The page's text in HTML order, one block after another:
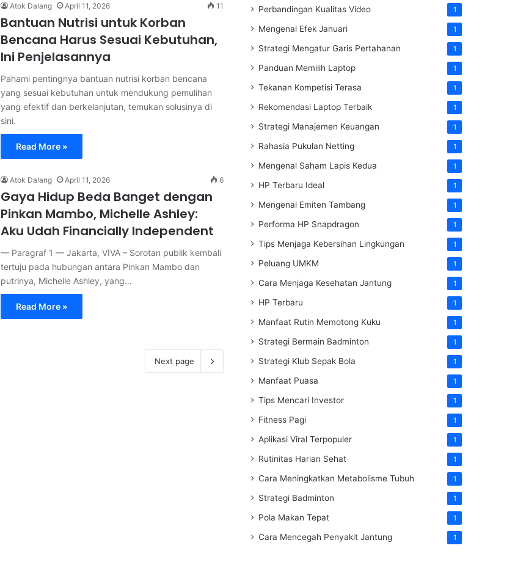
Atok Dalang April 11, 2026 11
Bantuan Nutrisi untuk Korban
Bencana Harus Sesuai Kebutuhan,
Ini Penjelasannya
Pahami pentingnya bantuan nutrisi korban bencana
yang sesuai kebutuhan untuk mendukung pemulihan
yang efektif dan berkelanjutan, temukan solusinya di
sini.
Read More »
Atok Dalang April 11, 2026 6
Gaya Hidup Beda Banget dengan
Pinkan Mambo, Michelle Ashley:
Aku Udah Financially Independent
— Paragraf 1 — Jakarta, VIVA – Sorotan publik kembali
tertuju pada hubungan antara Pinkan Mambo dan
putrinya, Michelle Ashley, yang…
Read More »
Next page
Perbandingan Kualitas Video 1
Mengenal Efek Januari 1
Strategi Mengatur Garis Pertahanan 1
Panduan Memilih Laptop 1
Tekanan Kompetisi Terasa 1
Rekomendasi Laptop Terbaik 1
Strategi Manajemen Keuangan 1
Rahasia Pukulan Netting 1
Mengenal Saham Lapis Kedua 1
HP Terbaru Ideal 1
Mengenal Emiten Tambang 1
Performa HP Snapdragon 1
Tips Menjaga Kebersihan Lingkungan 1
Peluang UMKM 1
Cara Menjaga Kesehatan Jantung 1
HP Terbaru 1
Manfaat Rutin Memotong Kuku 1
Strategi Bermain Badminton 1
Strategi Klub Sepak Bola 1
Manfaat Puasa 1
Tips Mencari Investor 1
Fitness Pagi 1
Aplikasi Viral Terpopuler 1
Rutinitas Harian Sehat 1
Cara Meningkatkan Metabolisme Tubuh 1
Strategi Badminton 1
Pola Makan Tepat 1
Cara Mencegah Penyakit Jantung 1